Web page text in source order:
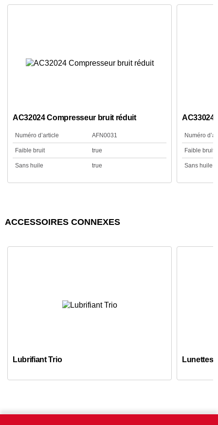
AC32024 Compresseur bruit réduit
Numéro d’article AFN0031
Faible bruit true
Sans huile true
AC33024
Numéro
Faible bruit
Sans huile
ACCESSOIRES CONNEXES
Lubrifiant Trio Lunettes